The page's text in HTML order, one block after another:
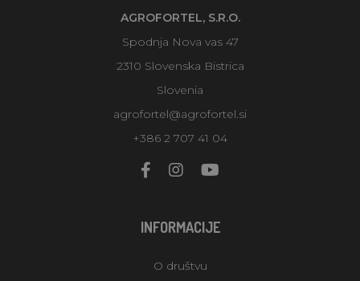
AGROFORTEL, S.R.O.
Spodnja Nova vas 47
2310 Slovenska Bistrica
Slovenia
agrofortel@agrofortel.si
+386 2 707 41 04
INFORMACIJE
O društvu